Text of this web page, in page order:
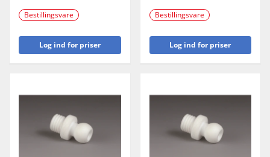
Bestillingsvare
Log ind for priser
Bestillingsvare
Log ind for priser